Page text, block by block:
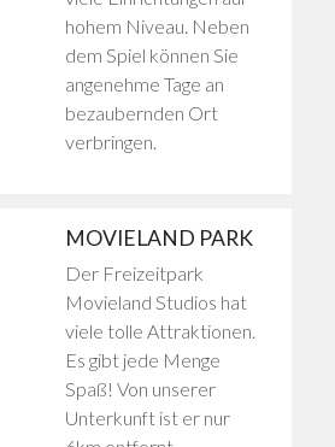
hohem Niveau. Neben
dem Spiel können Sie
angenehme Tage an
bezaubernden Ort
verbringen.
MOVIELAND PARK
Der Freizeitpark
Movieland Studios hat
viele tolle Attraktionen.
Es gibt jede Menge
Spaß! Von unserer
Unterkunft ist er nur